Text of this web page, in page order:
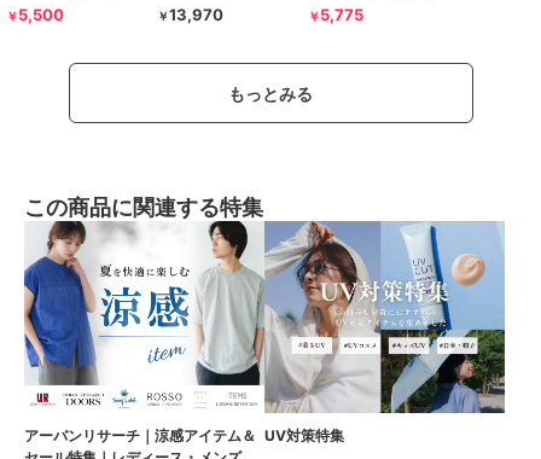
￥ 5,500 ￥13,970 ￥ 5,775
もっとみる
この商品に関連する特集
アーバンリサーチ｜涼感アイテム＆ UV対策特集